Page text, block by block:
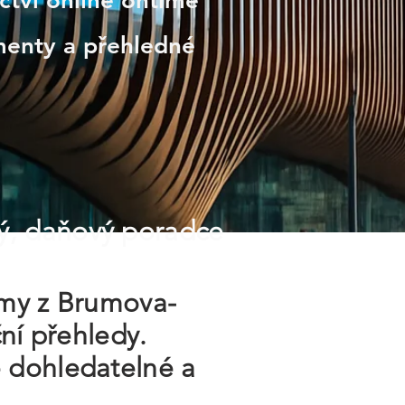
a přehledné
daňový poradce
z Brumova-
přehledy.
dohledatelné a